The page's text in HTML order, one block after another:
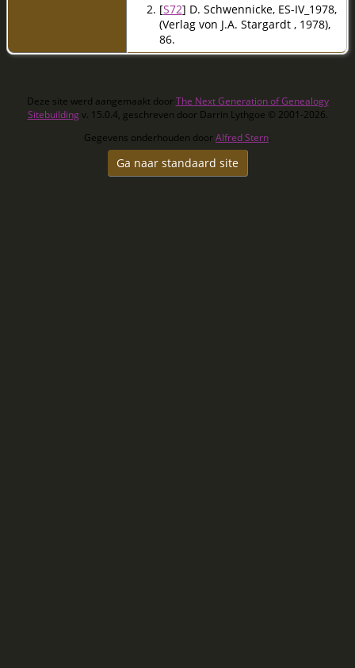
[S72] D. Schwennicke, ES-IV_1978,
(Verlag von J.A. Stargardt , 1978),
86.
Deze site werd aangemaakt door The Next Generation of Genealogy
Sitebuilding v. 15.0.4, geschreven door Darrin Lythgoe © 2001-2026.
Gegevens onderhouden door Alfred Stern.
Ga naar standaard site